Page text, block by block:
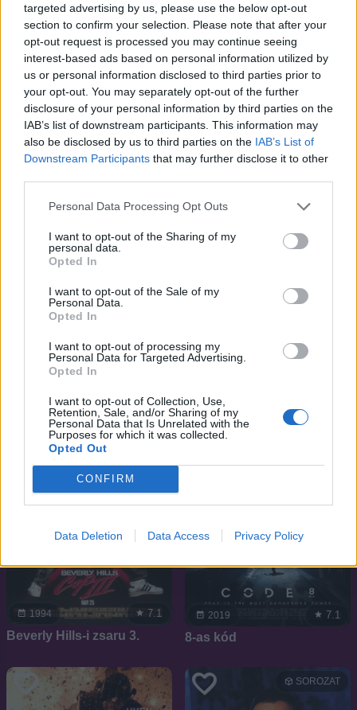
targeted advertising by us, please use the below opt-out
section to confirm your selection. Please note that after your
opt-out request is processed you may continue seeing
interest-based ads based on personal information utilized by
us or personal information disclosed to third parties prior to
your opt-out. You may separately opt-out of the further
disclosure of your personal information by third parties on the
IAB’s list of downstream participants. This information may
also be disclosed by us to third parties on the IAB’s List of
Downstream Participants that may further disclose it to other
Personal Data Processing Opt Outs
I want to opt-out of the Sharing of my
personal data.
Opted In
I want to opt-out of the Sale of my
Personal Data.
Opted In
I want to opt-out of processing my
Personal Data for Targeted Advertising.
Opted In
I want to opt-out of Collection, Use,
Retention, Sale, and/or Sharing of my
Personal Data that Is Unrelated with the
Purposes for which it was collected.
Opted Out
CONFIRM
Data Deletion Data Access Privacy Policy
2021 4.6
A lecsap csapat
1987 6.7
James Bond: Halálos
rémületben
Igaz legenda
SOROZAT
Godzilla: A sorozat
1994 7.1
Beverly Hills-i zsaru 3.
2019 7.1
8-as kód
SOROZAT